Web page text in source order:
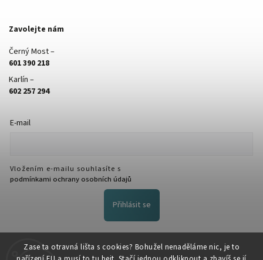
Zase ta otravná lišta s cookies? Bohužel nenaděláme nic, je to
Zavolejte nám
Černý Most –
601 390 218
Karlín –
602 257 294
E-mail
Vložením e-mailu souhlasíte s
podmínkami ochrany osobních údajů
Přihlásit se
FACEBOOK